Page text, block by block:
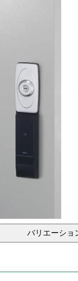
バリエーショ